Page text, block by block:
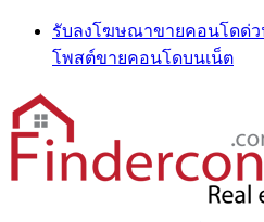
Skip
content
รับลงโฆษณาขายคอนโดด่ว
โพสต์ขายคอนโดบนเน็ต